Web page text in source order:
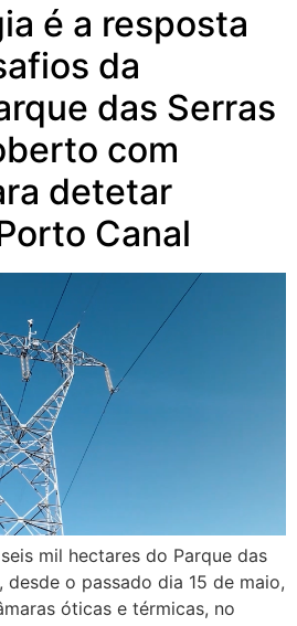
é a resposta
da
das Serras
com
detetar
Canal
mil hectares do Parque das
o passado dia 15 de maio,
óticas e térmicas, no